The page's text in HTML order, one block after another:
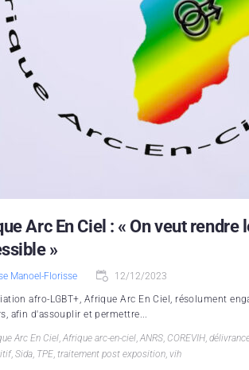
Arc En Ciel : « On veut
»
Manoel-Florisse 12/12/2023
afro-LGBT+, Afrique Arc En Ciel, résolument
afin d'assouplir et permettre...
Arc En Ciel, Afrique arc-en-ciel, ANRS, COREVIH,
, Sida, TPE, traitement post exposition, vih